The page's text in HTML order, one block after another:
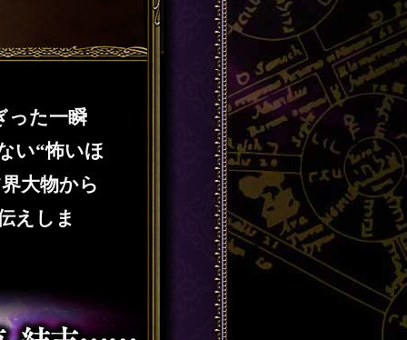
った一瞬
い“怖いほ
大物から
えしま
のまま見通す生命樹形